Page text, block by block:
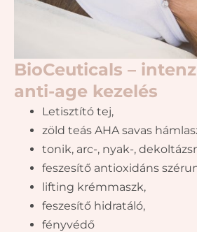
BioCeuticals –
anti-age kezelés
Letisztító tej,
zöld teás AHA savas
tonik, arc-, nyak-,
feszesítő antioxidáns
lifting krémmaszk,
feszesítő hidratáló,
fényvédő